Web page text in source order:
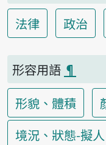
法律
政治
形容用語 ¶
形貌、體積
境況、狀態-擬人